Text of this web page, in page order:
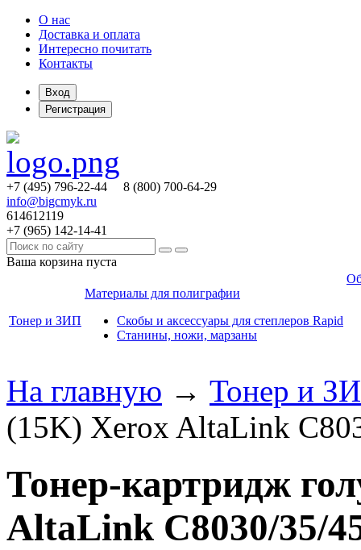
О нас
Доставка и оплата
Интересно почитать
Контакты
Вход
Регистрация
+7 (495) 796-22-44 8 (800) 700-64-29
info@bigcmyk.ru
614612119
+7 (965) 142-14-41
Ваша корзина пуста
Тонер и ЗИП
Материалы для полиграфии
Скобы и аксессуары для степлеров Rapid
Станины, ножи, марзаны
На главную → Тонер и
(15K) Xerox AltaLink
Тонер-картридж
AltaLink C8030/35/